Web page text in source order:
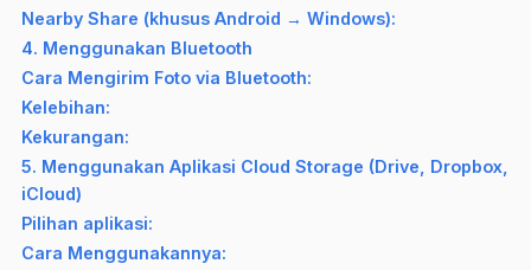
Nearby Share (khusus Android → Windows):
4. Menggunakan Bluetooth
Cara Mengirim Foto via Bluetooth:
Kelebihan:
Kekurangan:
5. Menggunakan Aplikasi Cloud Storage (Drive, Dropbox,
iCloud)
Pilihan aplikasi:
Cara Menggunakannya: